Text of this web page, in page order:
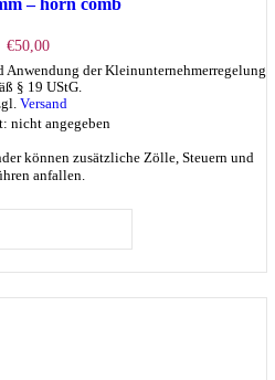
€50,00
Anwendung der Kleinunternehmerregelung
§ 19 UStG.
Versand
nicht angegeben
können zusätzliche Zölle, Steuern und
anfallen.